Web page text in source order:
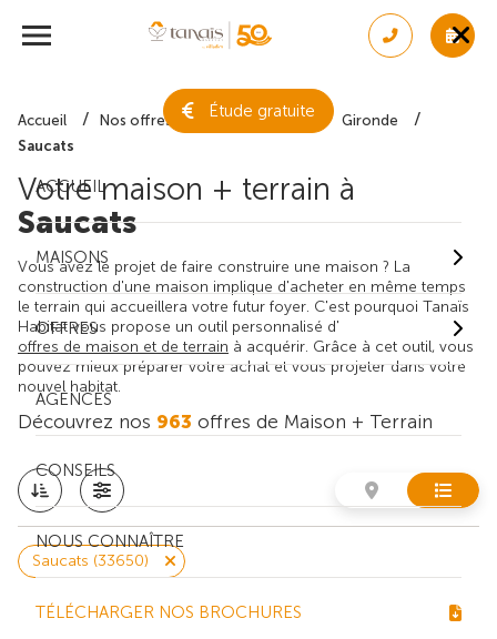
Étude gratuite
ACCUEIL
MAISONS
OFFRES
AGENCES
CONSEILS
NOUS CONNAÎTRE
TÉLÉCHARGER NOS BROCHURES
Accueil Nos offres de maison + terrain
Gironde
Saucats
Votre maison + terrain à
Saucats
Vous avez le projet de faire construire une maison ? La
construction d'une maison implique d'acheter en même temps
le terrain qui accueillera votre futur foyer. C'est pourquoi Tanaïs
Habitat vous propose un outil personnalisé d'
offres de maison et de terrain à acquérir. Grâce à cet outil, vous
pouvez mieux préparer votre achat et vous projeter dans votre
nouvel habitat.
Découvrez nos 963 offres de Maison + Terrain
Saucats (33650)